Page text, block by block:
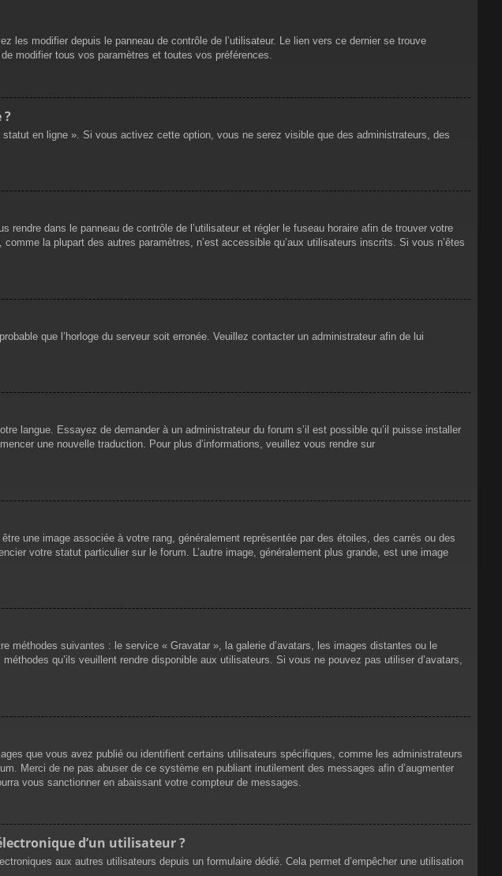
modifier depuis le panneau de contrôle de l’utilisateur. Le lien vers ce dernier se trouve
modifier tous vos paramètres et toutes vos préférences.
?
en ligne ». Si vous activez cette option, vous ne serez visible que des administrateurs, des
dans le panneau de contrôle de l’utilisateur et régler le fuseau horaire afin de trouver votre
la plupart des autres paramètres, n’est accessible qu’aux utilisateurs inscrits. Si vous n’êtes
que l’horloge du serveur soit erronée. Veuillez contacter un administrateur afin de lui
langue. Essayez de demander à un administrateur du forum s’il est possible qu’il puisse installer
une nouvelle traduction. Pour plus d’informations, veuillez vous rendre sur
une image associée à votre rang, généralement représentée par des étoiles, des carrés ou des
votre statut particulier sur le forum. L’autre image, généralement plus grande, est une image
méthodes suivantes : le service « Gravatar », la galerie d’avatars, les images distantes ou le
qu’ils veuillent rendre disponible aux utilisateurs. Si vous ne pouvez pas utiliser d’avatars,
que vous avez publié ou identifient certains utilisateurs spécifiques, comme les administrateurs
Merci de ne pas abuser de ce système en publiant inutilement des messages afin d’augmenter
vous sanctionner en abaissant votre compteur de messages.
d’un utilisateur ?
aux autres utilisateurs depuis un formulaire dédié. Cela permet d’empêcher une utilisation